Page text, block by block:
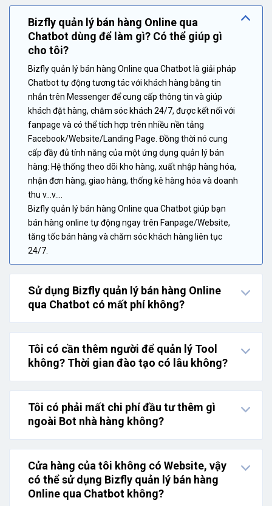
Bizfly quản lý bán hàng Online qua
Chatbot dùng để làm gì? Có thể giúp gì
cho tôi?
Bizfly quản lý bán hàng Online qua Chatbot là giải pháp
Chatbot tự động tương tác với khách hàng bằng tin
nhắn trên Messenger để cung cấp thông tin và giúp
khách đặt hàng, chăm sóc khách 24/7, được kết nối với
fanpage và có thể tích hợp trên nhiều nền tảng
Facebook/Website/Landing Page. Đồng thời nó cung
cấp đầy đủ tính năng của một ứng dụng quản lý bán
hàng: Hệ thống theo dõi kho hàng, xuất nhập hàng hóa,
nhận đơn hàng, giao hàng, thống kê hàng hóa và doanh
thu v...v....
Bizfly quản lý bán hàng Online qua Chatbot giúp bạn
bán hàng online tự động ngay trên Fanpage/Website,
tăng tốc bán hàng và chăm sóc khách hàng liên tục
24/7.
Sử dụng Bizfly quản lý bán hàng Online
qua Chatbot có mất phí không?
Tôi có cần thêm người để quản lý Tool
không? Thời gian đào tạo có lâu không?
Tôi có phải mất chi phí đầu tư thêm gì
ngoài Bot nhà hàng không?
Cửa hàng của tôi không có Website, vậy
có thể sử dụng Bizfly quản lý bán hàng
Online qua Chatbot không?